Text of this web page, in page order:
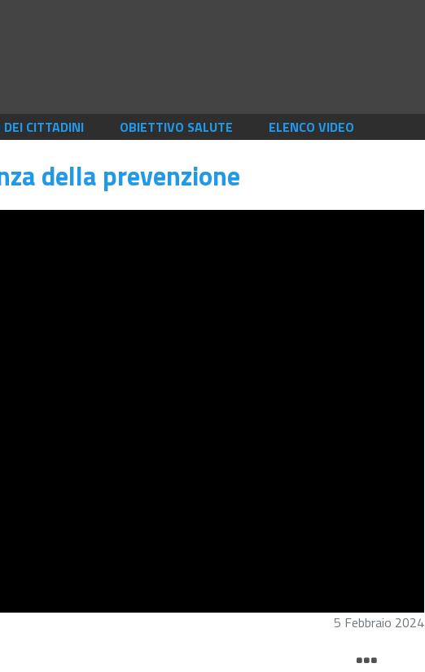
CITTADINI OBIETTIVO SALUTE ELENCO VIDEO
della prevenzione
5 Febbraio 2024